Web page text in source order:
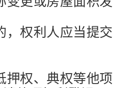
，权利人应当提
押权、典权等他